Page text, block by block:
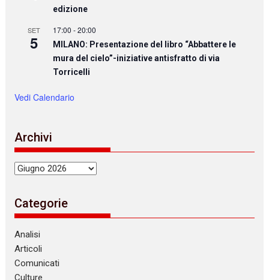
edizione
SET
5
17:00 -20:00
MILANO: Presentazione del libro “Abbattere le
mura del cielo”-iniziative antisfratto di via
Torricelli
Vedi Calendario
Archivi
Archivi
Categorie
Analisi
Articoli
Comunicati
Culture